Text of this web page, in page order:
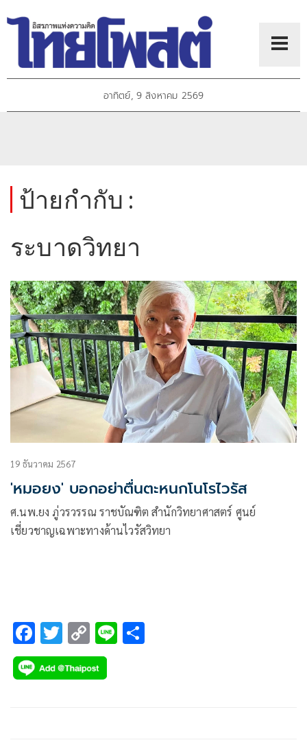
อาทิตย์, 9 สิงหาคม 2569
ป้ายกำกับ :
ระบาดวิทยา
19 ธันวาคม 2567
'หมอยง' บอกอย่าตื่นตะหนกโนโรไวรัส
ศ.นพ.ยง ภู่วรวรรณ ราชบัณฑิต สำนักวิทยาศาสตร์ ศูนย์
เชี่ยวชาญเฉพาะทางด้านไวรัสวิทยา
F
ac
e
T
wi
tt
C
o
p
Li